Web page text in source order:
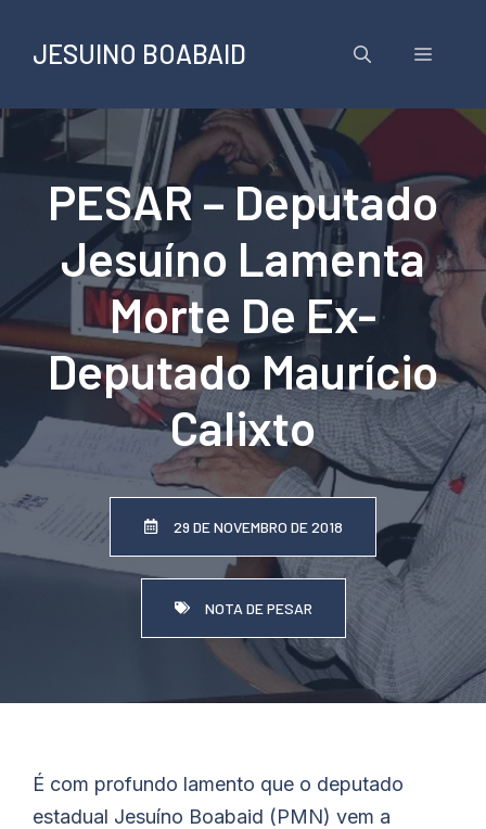
conteúdo
JESUINO BOABAID Menu
PESAR – Deputado
Jesuíno Lamenta
Morte De Ex-
Deputado Maurício
Calixto
29 DE NOVEMBRO DE 2018
NOTA DE PESAR
É com profundo lamento que o deputado
estadual Jesuíno Boabaid (PMN) vem a